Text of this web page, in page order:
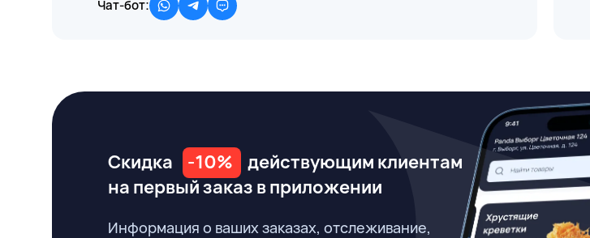
Чат-бот:
Скидка -10%
действующим клиентам
на первый заказ в приложении
Информация о ваших заказах, отслеживание,